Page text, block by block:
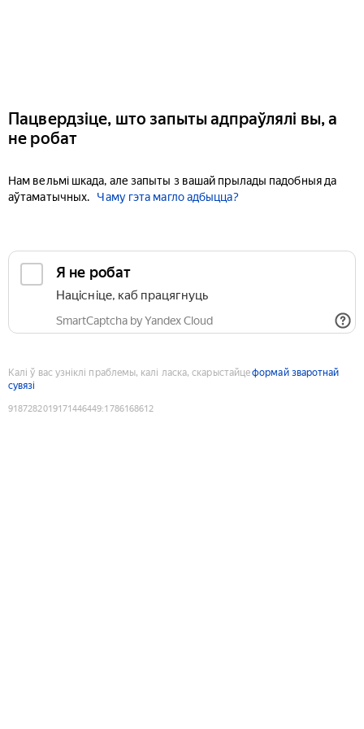
Пацвердзіце, што запыты адпраўлялі вы, а
не робат
Нам вельмі шкада, але запыты з вашай прылады падобныя да
аўтаматычных.
Чаму гэта магло адбыцца?
Я не робат
Націсніце, каб працягнуць
SmartCaptcha by Yandex Cloud
Калі ў вас узніклі праблемы, калі ласка, скарыстайцеформай зваротнай
сувязі
9187282019171446449:1786168612